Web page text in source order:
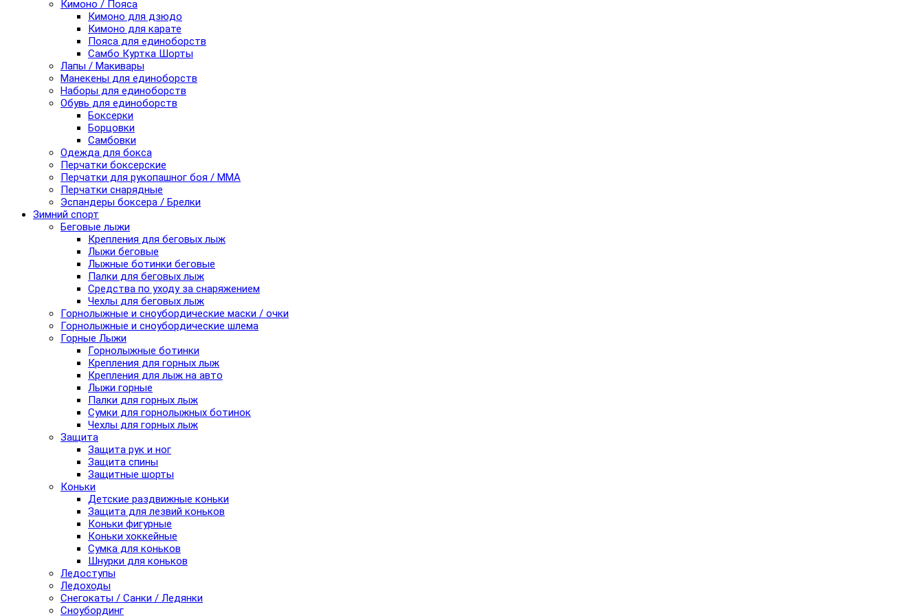
Кимоно / Пояса
Кимоно для дзюдо
Кимоно для карате
Пояса для единоборств
Самбо Куртка Шорты
Лапы / Макивары
Манекены для единоборств
Наборы для единоборств
Обувь для единоборств
Боксерки
Борцовки
Самбовки
Одежда для бокса
Перчатки боксерские
Перчатки для рукопашног боя / ММА
Перчатки снарядные
Эспандеры боксера / Брелки
Зимний спорт
Беговые лыжи
Крепления для беговых лыж
Лыжи беговые
Лыжные ботинки беговые
Палки для беговых лыж
Средства по уходу за снаряжением
Чехлы для беговых лыж
Горнолыжные и сноубордические маски / очки
Горнолыжные и сноубордические шлема
Горные Лыжи
Горнолыжные ботинки
Крепления для горных лыж
Крепления для лыж на авто
Лыжи горные
Палки для горных лыж
Сумки для горнолыжных ботинок
Чехлы для горных лыж
Защита
Защита рук и ног
Защита спины
Защитные шорты
Коньки
Детские раздвижные коньки
Защита для лезвий коньков
Коньки фигурные
Коньки хоккейные
Сумка для коньков
Шнурки для коньков
Ледоступы
Ледоходы
Снегокаты / Санки / Ледянки
Сноубординг